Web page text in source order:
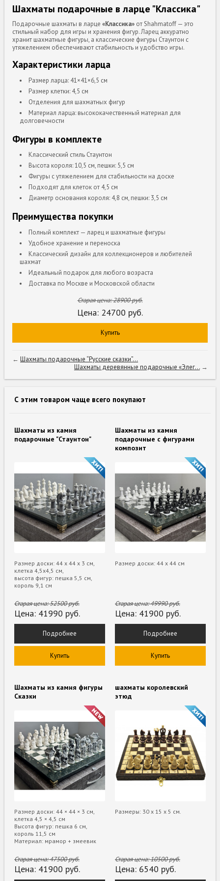
Шахматы подарочные в ларце "Классика"
Подарочные шахматы в ларце«Классика» от Shahmatoff — это
стильный набор для игры и хранения фигур. Ларец аккуратно
хранит шахматные фигуры, а классические фигуры Стаунтон с
утяжелением обеспечивают стабильность и удобство игры.
Характеристики ларца
Размер ларца: 41×41×6,5 см
Размер клетки: 4,5 см
Отделения для шахматных фигур
Материал ларца: высококачественный материал для
долговечности
Фигуры в комплекте
Классический стиль Стаунтон
Высота короля: 10,5 см, пешки: 5,5 см
Фигуры с утяжелением для стабильности на доске
Подходят для клеток от 4,5 см
Диаметр основания короля: 4,8 см, пешки: 3,5 см
Преимущества покупки
Полный комплект — ларец и шахматные фигуры
Удобное хранение и переноска
Классический дизайн для коллекционеров и любителей
шахмат
Идеальный подарок для любого возраста
Доставка по Москве и Московской области
Старая цена:28900руб.
Цена: 24700 руб.
Купить
←Шахматы подарочные “Русские сказки”...
Шахматы деревянные подарочные «Элег...→
С этим товаром чаще всего покупают
Шахматы из камня
подарочные "Стаунтон"
Размер доски: 44 х 44 х 3 см,
клетка 4,5х4,5 см,
высота фигур: пешка 5,5 см,
король 9,1 см
Старая цена:52500руб.
Цена: 41990 руб.
Подробнее
Купить
Шахматы из камня
подарочные с фигурами
композит
Размер доски: 44 х 44 см
Старая цена:49990руб.
Цена: 41900 руб.
Подробнее
Купить
Шахматы из камня фигуры
Сказки
Размер доски: 44 × 44 × 3 см,
клетка 4,5 × 4,5 см
Высота фигур: пешка 6 см,
король 11,5 см
Материал: мрамор + змеевик
Старая цена:47500руб.
Цена: 41900 руб.
шахматы королевский
этюд
Размеры: 30 х 15 х 5 см.
Старая цена:10500руб.
Цена: 6540 руб.